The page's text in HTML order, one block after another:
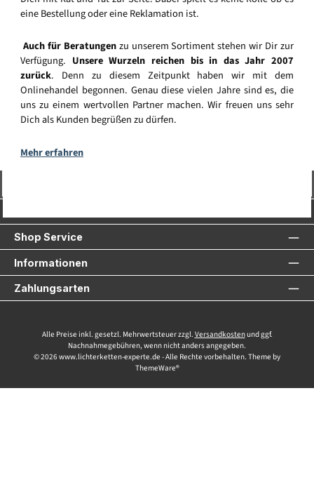
eine Bestellung oder eine Reklamation ist.
Auch für Beratungenzu unserem Sortiment stehen wir Dir zur
Verfügung. Unsere Wurzeln reichen bis in das Jahr 2007
zurück. Denn zu diesem Zeitpunkt haben wir mit dem
Onlinehandel begonnen. Genau diese vielen Jahre sind es, die
uns zu einem wertvollen Partner machen. Wir freuen uns sehr
Dich als Kunden begrüßen zu dürfen.
Mehr erfahren
Shop Service
Informationen
Zahlungsarten
Alle Preise inkl. gesetzl. Mehrwertsteuer zzgl. Versandkostenund ggf.
Nachnahmegebühren, wenn nicht anders angegeben.
© 2026 www.lichterketten-experte.de - Alle Rechte vorbehalten. Theme by
ThemeWare®